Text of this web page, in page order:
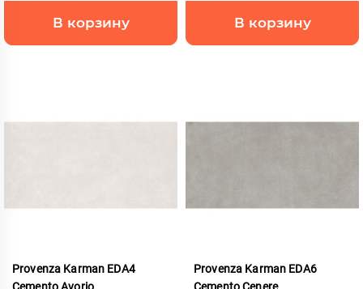
В корзину В корзину
Provenza Karman EDA4
Provenza Karman EDA6